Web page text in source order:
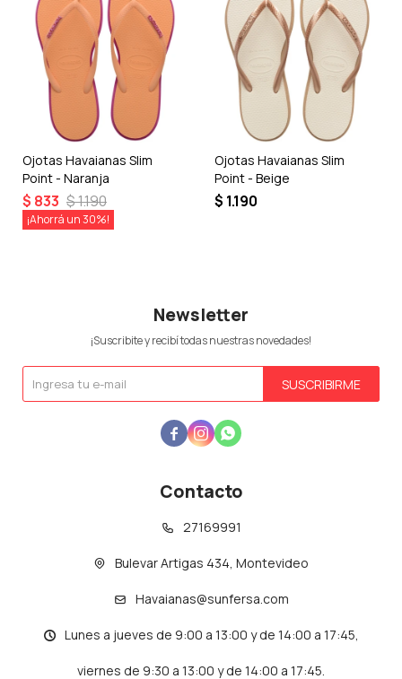
Ojotas Havaianas Slim
Point - Naranja
$ 833 $1.190
30
Ojotas Havaianas Slim
Point - Beige
$ 1.190
Contacto
27169991
Bulevar Artigas 434, Montevideo
Havaianas@sunfersa.com
Lunes a jueves de 9:00 a 13:00 y de 14:00 a 17:45,
viernes de 9:30 a 13:00 y de 14:00 a 17:45.
Newsletter
¡Suscribite y recibí todas nuestras novedades!
SUSCRIBIRME
  